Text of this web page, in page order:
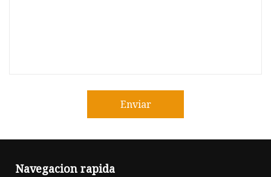
Enviar
Navegacion rapida